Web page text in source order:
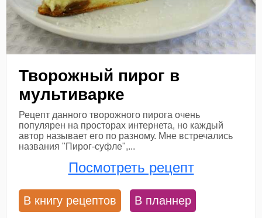
Творожный пирог в
мультиварке
Рецепт данного творожного пирога очень
популярен на просторах интернета, но каждый
автор называет его по разному. Мне встречались
названия "Пирог-суфле",...
Посмотреть рецепт
В книгу рецептов В планнер